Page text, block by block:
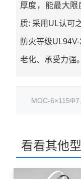
厚度，能最大
质: 采用UL认可
防火等级
老化、承受力强。
MOC-
看看其他